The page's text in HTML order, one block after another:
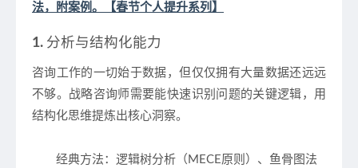
法，附案例。【春节个人提升系列】
1. 分析与结构化能力
咨询工作的一切始于数据，但仅仅拥有大量数据还远远
不够。战略咨询师需要能快速识别问题的关键逻辑，用
结构化思维提炼出核心洞察。
经典方法：逻辑树分析（MECE原则）、鱼骨图法